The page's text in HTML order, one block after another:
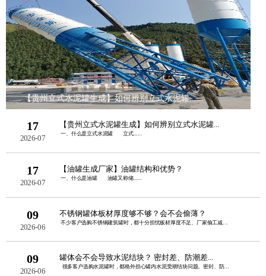
【贵州立式水泥罐生成】如何辨别立式水泥罐......
17
2026-07
【贵州立式水泥罐生成】如何辨别立式水泥罐...
一、什么是立式水泥罐 立式......
17
2026-07
【油罐生成厂家】油罐结构和优势？
一、什么是油罐 油罐又称储......
09
2026-06
不锈钢罐体板材厚度够不够？会不会偷薄？
不少客户选购不锈钢建筑罐时，都十分担忧板材厚度不足、厂家偷工减料。板......
09
2026-06
罐体会不会导致水泥结块？ 密封差、防潮差...
很多客户选购水泥罐时，都格外担心罐内水泥受潮结块问题。密封、防潮性......